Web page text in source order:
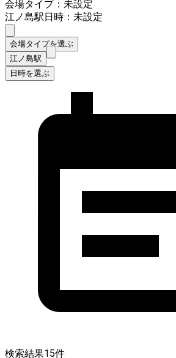
会場タイプ：未設定
江ノ島駅日時：未設定
会場タイプを選ぶ
江ノ島駅
日時を選ぶ
検索結果15件